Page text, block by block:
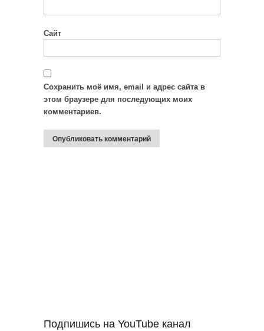
Сайт
Сохранить моё имя, email и адрес сайта в
этом браузере для последующих моих
комментариев.
Подпишись на YouTube канал